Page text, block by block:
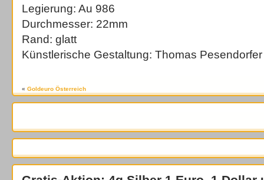
Legierung: Au 986
Durchmesser: 22mm
Rand: glatt
Künstlerische Gestaltung: Thomas Pesendorfer
« Goldeuro Österreich